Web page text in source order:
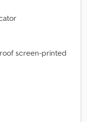
screen-printed